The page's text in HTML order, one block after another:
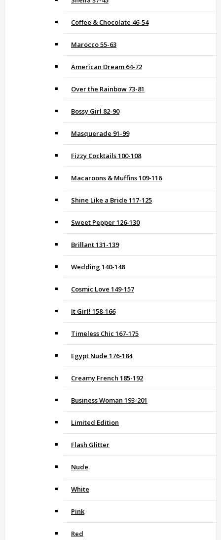
Coffee & Chocolate 46-54
Marocco 55-63
American Dream 64-72
Over the Rainbow 73-81
Bossy Girl 82-90
Masquerade 91-99
Fizzy Cocktails 100-108
Macaroons & Muffins 109-116
Shine Like a Bride 117-125
Sweet Pepper 126-130
Brillant 131-139
Wedding 140-148
Cosmic Love 149-157
It Girl! 158-166
Timeless Chic 167-175
Egypt Nude 176-184
Creamy French 185-192
Business Woman 193-201
Limited Edition
Flash Glitter
Nude
White
Pink
Red